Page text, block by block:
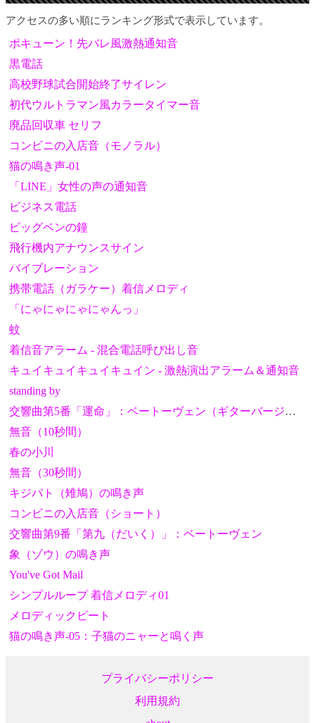
アクセスの多い順にランキング形式で表示しています。
ポキューン！先バレ風激熱通知音
黒電話
高校野球試合開始終了サイレン
初代ウルトラマン風カラータイマー音
廃品回収車 セリフ
コンビニの入店音（モノラル）
猫の鳴き声-01
「LINE」女性の声の通知音
ビジネス電話
ビッグベンの鐘
飛行機内アナウンスサイン
バイブレーション
携帯電話（ガラケー）着信メロディ
「にゃにゃにゃにゃんっ」
蚊
着信音アラーム - 混合電話呼び出し音
キュイキュイキュイキュイン - 激熱演出アラーム＆通知音
standing by
交響曲第5番「運命」：ベートーヴェン（ギターバージョン）
無音（10秒間）
春の小川
無音（30秒間）
キジバト（雉鳩）の鳴き声
コンビニの入店音（ショート）
交響曲第9番「第九（だいく）」：ベートーヴェン
象（ゾウ）の鳴き声
You've Got Mail
シンプルループ 着信メロディ01
メロディックビート
猫の鳴き声-05：子猫のニャーと鳴く声
プライバシーポリシー
利用規約